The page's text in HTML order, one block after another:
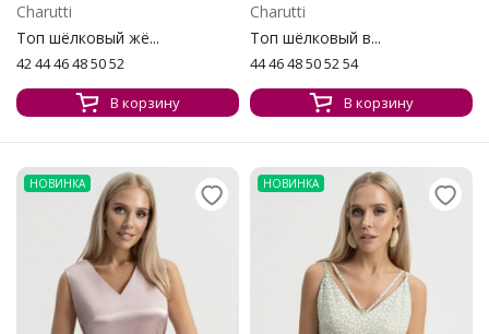
Charutti
Топ шёлковый жё...
42 44 46 48 50 52
В корзину
Charutti
Топ шёлковый в...
44 46 48 50 52 54
В корзину
НОВИНКА НОВИНКА